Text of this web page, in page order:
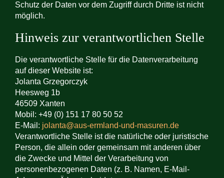
Schutz der Daten vor dem Zugriff durch Dritte ist nicht
möglich.
Hinweis zur verantwortlichen Stelle
Die verantwortliche Stelle für die Datenverarbeitung
auf dieser Website ist:
Jolanta Grzegorczyk
Heesweg 1b
46509 Xanten
Mobil: +49 (0) 151 17 80 50 52
E-Mail: jolanta@aus-ermland-und-masuren.de
Verantwortliche Stelle ist die natürliche oder juristische
Person, die allein oder gemeinsam mit anderen über
die Zwecke und Mittel der Verarbeitung von
personenbezogenen Daten (z. B. Namen, E-Mail-